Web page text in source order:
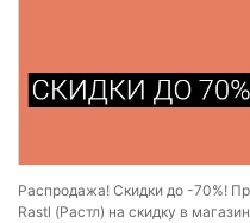
Распродажа! Скидки до -70%!
Rastl (Растл) на скидку в